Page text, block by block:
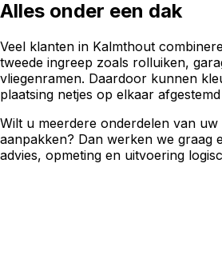
Alles onder een dak
Veel klanten in Kalmthout
tweede ingreep zoals rolluiken,
vliegenramen. Daardoor kunnen
plaatsing netjes op elkaar
Wilt u meerdere onderdelen van uw
aanpakken? Dan werken we graag
advies, opmeting en uitvoering